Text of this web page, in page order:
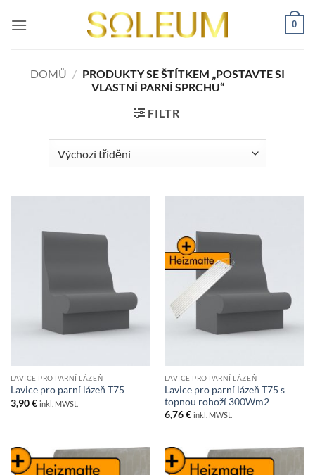
0
DOMŮ / PRODUKTY SE ŠTÍTKEM „POSTAVTE SI
VLASTNÍ PARNÍ SPRCHU“
FILTR
LAVICE PRO PARNÍ LÁZEŇ
Lavice pro parní lázeň T75
3,90€ inkl. MWSt.
LAVICE PRO PARNÍ LÁZEŇ
Lavice pro parní lázeň T75 s
topnou rohoží 300Wm2
6,76€ inkl. MWSt.